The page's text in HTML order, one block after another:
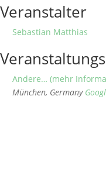
Veranstalter
Sebastian Matthias
Andere… (mehr
München, Germany